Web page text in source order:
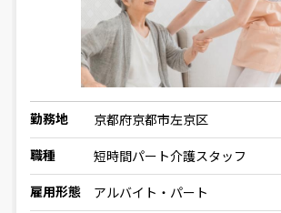
勤務地
京都府京都市左京区
職種
短時間パート介護スタッフ
雇用形態
アルバイト・パート